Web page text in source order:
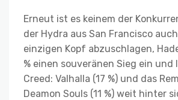
Erneut ist es keinem der
der Hydra aus San Francisco
einzigen Kopf abzuschlagen,
% einen souveränen Sieg ein und
Creed: Valhalla (17 %) und das
Deamon Souls (11 %) weit hinter